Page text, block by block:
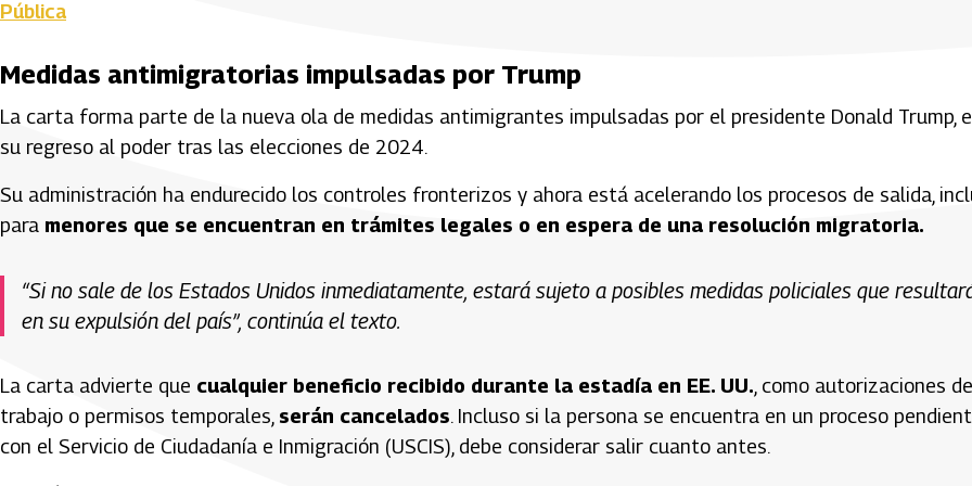
Pública
Medidas antimigratorias impulsadas por Trump
La carta forma parte de la nueva ola de medidas antimigrantes impulsadas por el presidente Donald Trump,
su regreso al poder tras las elecciones de 2024.
Su administración ha endurecido los controles fronterizos y ahora está acelerando los procesos de salida,
para menores que se encuentran en trámites legales o en espera de una resolución migratoria.
“Si no sale de los Estados Unidos inmediatamente, estará sujeto a posibles medidas policiales que
en su expulsión del país”, continúa el texto.
La carta advierte que cualquier beneficio recibido durante la estadía en EE. UU. , como autorizaciones de
trabajo o permisos temporales, serán cancelados. Incluso si la persona se encuentra en un proceso
con el Servicio de Ciudadanía e Inmigración (USCIS), debe considerar salir cuanto antes.